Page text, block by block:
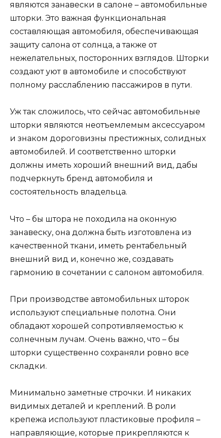
являются занавески в салоне – автомобильные
шторки. Это важная функциональная
составляющая автомобиля, обеспечивающая
защиту салона от солнца, а также от
нежелательных, посторонних взглядов. Шторки
создают уют в автомобиле и способствуют
полному расслаблению пассажиров в пути.
Уж так сложилось, что сейчас автомобильные
шторки являются неотъемлемым аксессуаром
и знаком дороговизны престижных, солидных
автомобилей. И соответственно шторки
должны иметь хороший внешний вид, дабы
подчеркнуть бренд автомобиля и
состоятельность владельца.
Что – бы штора не походила на оконную
занавеску, она должна быть изготовлена из
качественной ткани, иметь рентабельный
внешний вид и, конечно же, создавать
гармонию в сочетании с салоном автомобиля.
При производстве автомобильных шторок
используют специальные полотна. Они
обладают хорошей сопротивляемостью к
солнечным лучам. Очень важно, что – бы
шторки существенно сохраняли ровно все
складки.
Минимально заметные строчки. И никаких
видимых деталей и креплений. В роли
крепежа используют пластиковые профиля –
направляющие, которые прикрепляются к